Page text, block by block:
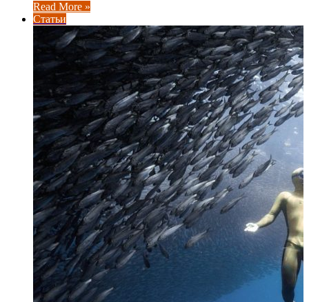
Read More »
Статьи